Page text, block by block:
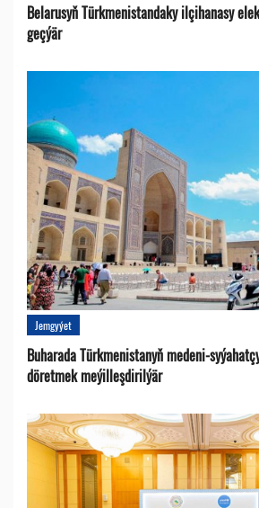
Belarusyň Türkmenistandaky ilçihanasy
geçýär
Jemgyýet
Buharada Türkmenistanyň medeni-
döretmek meýilleşdirilýär